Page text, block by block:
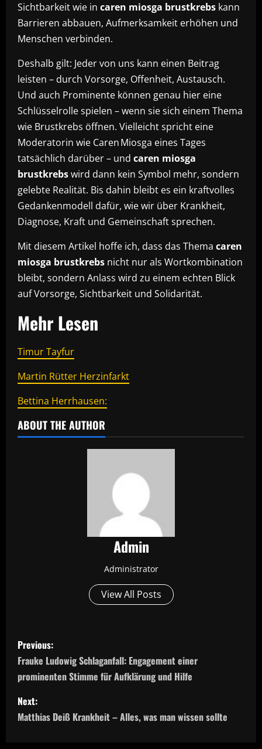
Sichtbarkeit wie in caren miosga brustkrebs kann
Barrieren abbauen, Aufmerksamkeit erhöhen und
Menschen verbinden.
Deshalb gilt: Jeder von uns kann einen Beitrag
leisten – durch Vorsorge, Offenheit, Austausch.
Und auch Prominente können genau hier eine
Schlüsselrolle spielen – wenn sie sich einem Thema
wie Brustkrebs öffnen. Vielleicht spricht eine
Moderatorin wie Caren Miosga eines Tages
tatsächlich darüber – und caren miosga
brustkrebswird dann kein Symbol mehr, sondern
gelebte Realität. Bis dahin bleibt es ein kraftvolles
Gedankenmodell dafür, wie wir über Krankheit,
Diagnose, Kraft und Gemeinschaft sprechen.
Mit diesem Artikel hoffe ich, dass das Thema caren
miosga brustkrebs nicht nur als Wortkombination
bleibt, sondern Anlass wird zu einem echten Blick
auf Vorsorge, Sichtbarkeit und Solidarität.
Mehr Lesen
Timur Tayfur
Martin Rütter Herzinfarkt
Bettina Herrhausen:
ABOUT THE AUTHOR
Admin
Administrator
View All Posts
P
o
s
t
Previous:
Frauke Ludowig Schlaganfall: Engagement einer
prominenten Stimme für Aufklärung und Hilfe
Next:
Matthias Deiß Krankheit – Alles, was man wissen sollte